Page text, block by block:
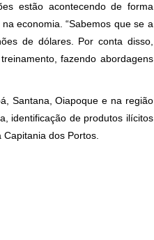
estão acontecendo de forma
economia. “Sabemos que se a
de dólares. Por conta disso,
fazendo abordagens
Santana, Oiapoque e na região
identificação de produtos ilícitos
dos Portos.